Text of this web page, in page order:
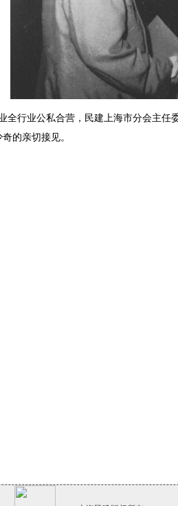
行业公私合营，民建上海市分会主任
的亲切接见。